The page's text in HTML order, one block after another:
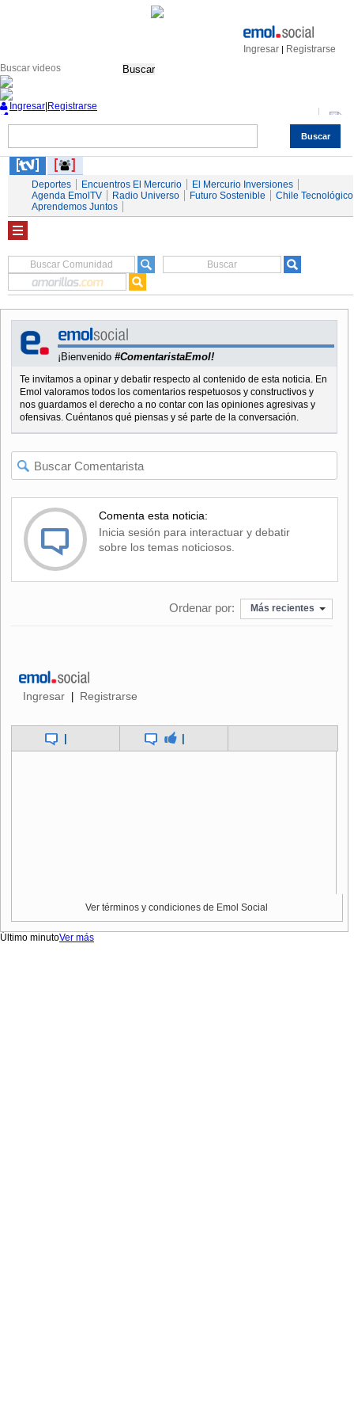
Ingresar | Registrarse
Buscar
Buscar
Ingresar Registrarse
Servicios
Deportes Encuentros El Mercurio
El Mercurio Inversiones
Agenda EmolTV
Radio Universo Futuro Sostenible
Chile Tecnológico
Aprendemos Juntos
¡Bienvenido #ComentaristaEmol!
Te invitamos a opinar y debatir respecto al contenido de esta noticia. En
Emol valoramos todos los comentarios respetuosos y constructivos y
nos guardamos el derecho a no contar con las opiniones agresivas y
ofensivas. Cuéntanos qué piensas y sé parte de la conversación.
Comenta esta noticia:
Inicia sesión para interactuar y debatir
sobre los temas noticiosos.
Ordenar por: Más recientes
Ingresar | Registrarse
| |
Ver términos y condiciones de Emol Social
Último minutoVer más